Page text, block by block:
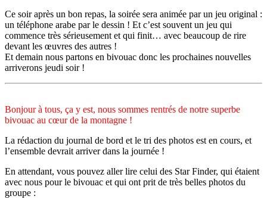
Ce soir après un bon repas, la soirée sera animée par un jeu original :
un téléphone arabe par le dessin ! Et c’est souvent un jeu qui
commence très sérieusement et qui finit… avec beaucoup de rire
devant les œuvres des autres !
Et demain nous partons en bivouac donc les prochaines nouvelles
arriverons jeudi soir !
Bonjour à tous, ça y est, nous sommes rentrés de notre superbe
bivouac au cœur de la montagne !
La rédaction du journal de bord et le tri des photos est en cours, et
l’ensemble devrait arriver dans la journée !
En attendant, vous pouvez aller lire celui des Star Finder, qui étaient
avec nous pour le bivouac et qui ont prit de très belles photos du
groupe :